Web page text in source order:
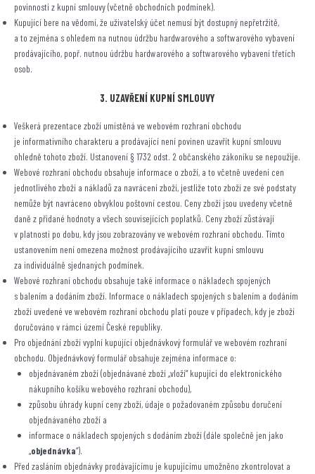
povinnosti z kupní smlouvy (včetně obchodních podmínek).
Kupující bere na vědomí, že uživatelský účet nemusí být dostupný nepřetržitě,
a to zejména s ohledem na nutnou údržbu hardwarového a softwarového vybavení
prodávajícího, popř. nutnou údržbu hardwarového a softwarového vybavení třetích
osob.
3. UZAVŘENÍ KUPNÍ SMLOUVY
Veškerá prezentace zboží umístěná ve webovém rozhraní obchodu
je informativního charakteru a prodávající není povinen uzavřít kupní smlouvu
ohledně tohoto zboží. Ustanovení § 1732 odst. 2 občanského zákoníku se nepoužije.
Webové rozhraní obchodu obsahuje informace o zboží, a to včetně uvedení cen
jednotlivého zboží a nákladů za navrácení zboží, jestliže toto zboží ze své podstaty
nemůže být navráceno obvyklou poštovní cestou. Ceny zboží jsou uvedeny včetně
daně z přidané hodnoty a všech souvisejících poplatků. Ceny zboží zůstávají
v platnosti po dobu, kdy jsou zobrazovány ve webovém rozhraní obchodu. Tímto
ustanovením není omezena možnost prodávajícího uzavřít kupní smlouvu
za individuálně sjednaných podmínek.
Webové rozhraní obchodu obsahuje také informace o nákladech spojených
s balením a dodáním zboží. Informace o nákladech spojených s balením a dodáním
zboží uvedené ve webovém rozhraní obchodu platí pouze v případech, kdy je zboží
doručováno v rámci území České republiky.
Pro objednání zboží vyplní kupující objednávkový formulář ve webovém rozhraní
obchodu. Objednávkový formulář obsahuje zejména informace o:
objednávaném zboží (objednávané zboží „vloží“ kupující do elektronického
nákupního košíku webového rozhraní obchodu),
způsobu úhrady kupní ceny zboží, údaje o požadovaném způsobu doručení
objednávaného zboží a
informace o nákladech spojených s dodáním zboží (dále společně jen jako
„objednávka“).
Před zasláním objednávky prodávajícímu je kupujícímu umožněno zkontrolovat a